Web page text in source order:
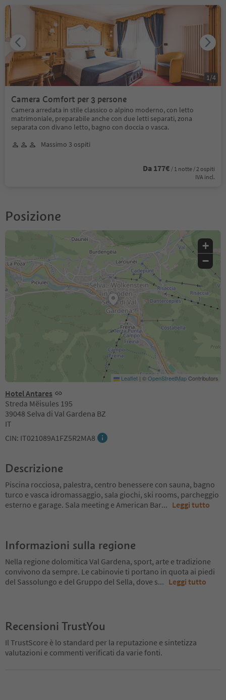
Camera Comfort per 3 persone
Camera arredata in stile classico o alpino moderno, con letto
matrimoniale, preparabile anche con due letti separati, zona
separata con divano letto, bagno con doccia o vasca.
Massimo 3 ospiti
Da 177€ / 1 notte / 2 ospiti
IVA incl.
1/4
Posizione
Hotel Antares
Streda Mëisules 195
39048 Selva di Val Gardena BZ
IT
CIN: IT021089A1FZ5R2MA8
+
−
Leaflet | ©OpenStreetMapContributors
Descrizione
Piscina rocciosa, palestra, centro benessere con sauna, bagno
turco e vasca idromassaggio, sala giochi, ski rooms, parcheggio
esterno e garage. Sala meeting e American Bar... Leggi tutto
Informazioni sulla regione
Nella regione dolomitica Val Gardena, sport, arte e tradizione
convivono da sempre. Le cabinovie ti portano in quota ai piedi
del Sassolungo e del Gruppo del Sella, dove s... Leggi tutto
Recensioni TrustYou
Il TrustScore è lo standard per la reputazione e sintetizza
valutazioni e commenti verificati da varie fonti.